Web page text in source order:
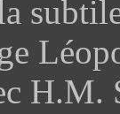
H.M.